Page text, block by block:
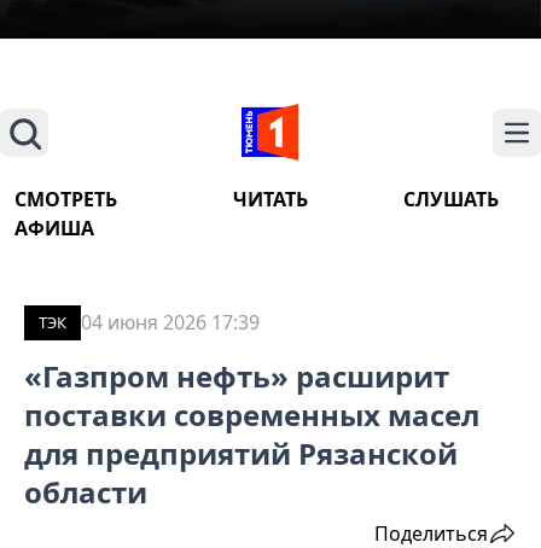
Поиск
СМОТРЕТЬ ЧИТАТЬ
СЛУШАТЬ
АФИША
ТЭК 04 июня 2026 17:39
«Газпром нефть» расширит
поставки современных масел
для предприятий Рязанской
области
Поделиться